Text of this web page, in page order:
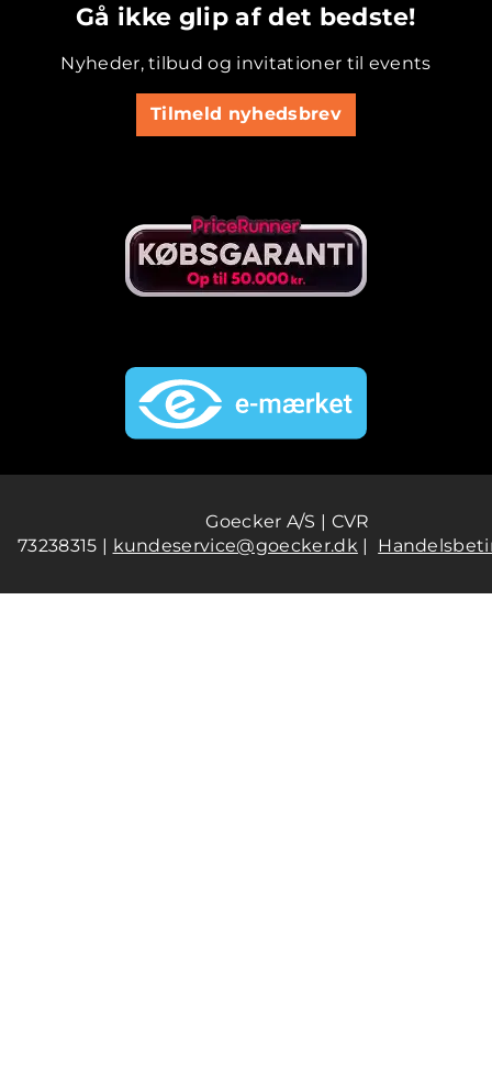
Gå ikke glip af det bedste!
Nyheder, tilbud og invitationer til events
Tilmeld nyhedsbrev
Goecker A/S | CVR
73238315 | kundeservice@goecker.dk|